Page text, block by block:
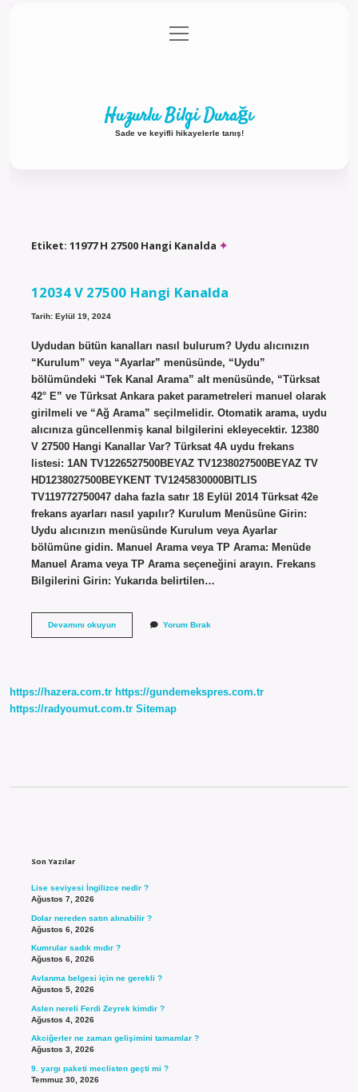
Gizlilik Politikası
menüyü
aç
Huzurlu Bilgi Durağı
Sade ve keyifli hikayelerle tanış!
Etiket: 11977 H 27500 Hangi Kanalda
12034 V 27500 Hangi Kanalda
Tarih: Eylül 19, 2024
Uydudan bütün kanalları nasıl bulurum? Uydu alıcınızın
“Kurulum” veya “Ayarlar” menüsünde, “Uydu”
bölümündeki “Tek Kanal Arama” alt menüsünde, “Türksat
42° E” ve Türksat Ankara paket parametreleri manuel olarak
girilmeli ve “Ağ Arama” seçilmelidir. Otomatik arama, uydu
alıcınıza güncellenmiş kanal bilgilerini ekleyecektir. 12380
V 27500 Hangi Kanallar Var? Türksat 4A uydu frekans
listesi: 1AN TV1226527500BEYAZ TV1238027500BEYAZ TV
HD1238027500BEYKENT TV1245830000BITLIS
TV119772750047 daha fazla satır 18 Eylül 2014 Türksat 42e
frekans ayarları nasıl yapılır? Kurulum Menüsüne Girin:
Uydu alıcınızın menüsünde Kurulum veya Ayarlar
bölümüne gidin. Manuel Arama veya TP Arama: Menüde
Manuel Arama veya TP Arama seçeneğini arayın. Frekans
Bilgilerini Girin: Yukarıda belirtilen…
Devamını okuyun12034
Yorum Bırak
https://hazera.com.tr https://gundemekspres.com.tr
https://radyoumut.com.tr Sitemap
Son Yazılar
Lise seviyesi İngilizce nedir ?
Ağustos 7, 2026
Dolar nereden satın alınabilir ?
Ağustos 6, 2026
Kumrular sadık mıdır ?
Ağustos 6, 2026
Avlanma belgesi için ne gerekli ?
Ağustos 5, 2026
Aslen nereli Ferdi Zeyrek kimdir ?
Ağustos 4, 2026
Akciğerler ne zaman gelişimini tamamlar ?
Ağustos 3, 2026
9. yargı paketi meclisten geçti mi ?
Temmuz 30, 2026